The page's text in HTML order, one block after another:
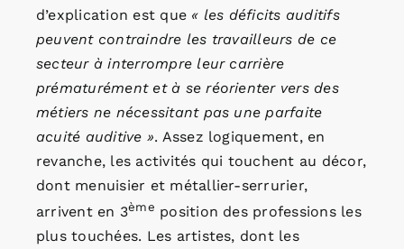
d’explication est que « les déficits auditifs
peuvent contraindre les travailleurs de ce
secteur à interrompre leur carrière
prématurément et à se réorienter vers des
métiers ne nécessitant pas une parfaite
acuité auditive ». Assez logiquement, en
revanche, les activités qui touchent au décor,
dont menuisier et métallier-serrurier,
arrivent en 3ème position des professions les
plus touchées. Les artistes, dont les